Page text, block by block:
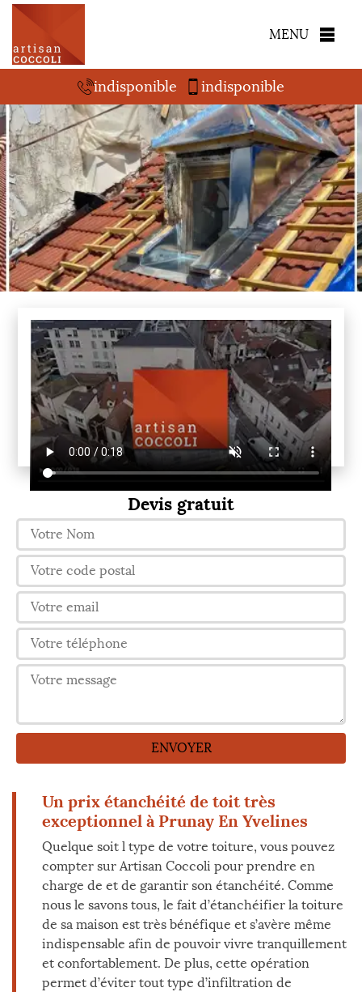
MENU
indisponible indisponible
Devis gratuit
Un prix étanchéité de toit très
exceptionnel à Prunay En Yvelines
Quelque soit l type de votre toiture, vous pouvez
compter sur Artisan Coccoli pour prendre en
charge de et de garantir son étanchéité. Comme
nous le savons tous, le fait d’étanchéifier la toiture
de sa maison est très bénéfique et s’avère même
indispensable afin de pouvoir vivre tranquillement
et confortablement. De plus, cette opération
permet d’éviter tout type d’infiltration de